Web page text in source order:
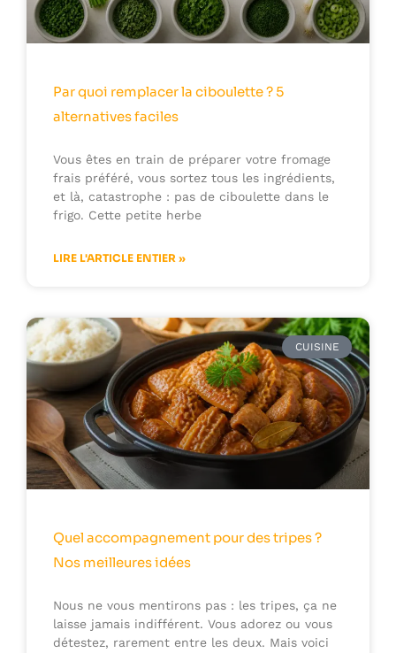
Par quoi remplacer la ciboulette ? 5
alternatives faciles
Vous êtes en train de préparer votre fromage
frais préféré, vous sortez tous les ingrédients,
et là, catastrophe : pas de ciboulette dans le
frigo. Cette petite herbe
LIRE L'ARTICLE ENTIER »
CUISINE
Quel accompagnement pour des tripes ?
Nos meilleures idées
Nous ne vous mentirons pas : les tripes, ça ne
laisse jamais indifférent. Vous adorez ou vous
détestez, rarement entre les deux. Mais voici